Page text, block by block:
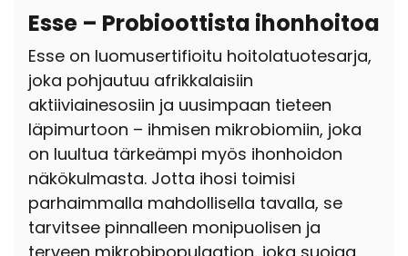
Esse – Probioottista ihonhoitoa
Esse on luomusertifioitu hoitolatuotesarja,
joka pohjautuu afrikkalaisiin
aktiiviainesosiin ja uusimpaan tieteen
läpimurtoon – ihmisen mikrobiomiin, joka
on luultua tärkeämpi myös ihonhoidon
näkökulmasta. Jotta ihosi toimisi
parhaimmalla mahdollisella tavalla, se
tarvitsee pinnalleen monipuolisen ja
terveen mikrobipopulaation, joka suojaa